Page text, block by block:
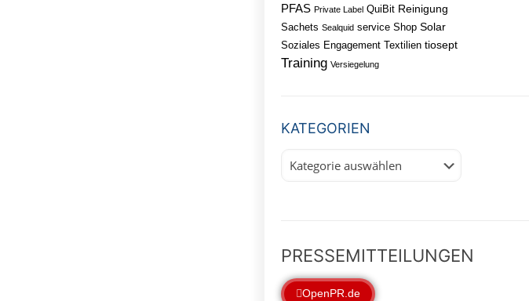
PFAS Private Label QuiBit Reinigung
Sachets Sealquid service Shop Solar
Soziales Engagement Textilien tiosept
Training Versiegelung
KATEGORIEN
PRESSEMITTEILUNGEN
OpenPR.de